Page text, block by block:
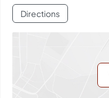
Directions